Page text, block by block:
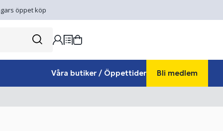
öppet köp
Våra butiker / Öppettider Bli medlem